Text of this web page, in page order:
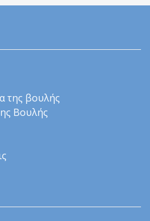
της βουλής
Βουλής